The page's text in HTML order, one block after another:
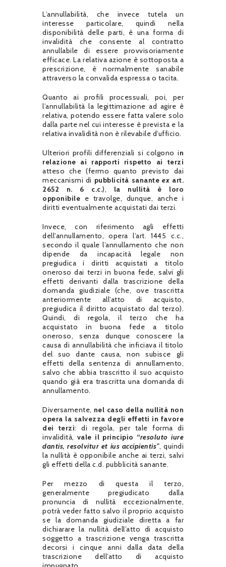
L’annullabilità, che invece tutela un
interesse particolare, quindi nella
disponibilità delle parti, è una forma di
invalidità che consente al contratto
annullabile di essere provvisoriamente
efficace. La relativa azione è sottoposta a
prescrizione, è normalmente sanabile
attraverso la convalida espressa o tacita.
Quanto ai profili processuali, poi, per
l’annullabilità la legittimazione ad agire è
relativa, potendo essere fatta valere solo
dalla parte nel cui interesse è prevista e la
relativa invalidità non è rilevabile d’ufficio.
Ulteriori profili differenziali si colgono in
relazione ai rapporti rispetto ai terzi
atteso che (fermo quanto previsto dai
meccanismi di pubblicità sananteex art.
2652 n. 6 c.c.), la nullità è loro
opponibile e travolge, dunque, anche i
diritti eventualmente acquistati dai terzi.
Invece, con riferimento agli effetti
dell’annullamento, opera l’art. 1445 c.c.,
secondo il quale l’annullamento che non
dipende da incapacità legale non
pregiudica i diritti acquistati a titolo
oneroso dai terzi in buona fede, salvi gli
effetti derivanti dalla trascrizione della
domanda giudiziale (che, ove trascritta
anteriormente all’atto di acquisto,
pregiudica il diritto acquistato dal terzo).
Quindi, di regola, il terzo che ha
acquistato in buona fede a titolo
oneroso, senza dunque conoscere la
causa di annullabilità che inficiava il titolo
del suo dante causa, non subisce gli
effetti della sentenza di annullamento,
salvo che abbia trascritto il suo acquisto
quando già era trascritta una domanda di
annullamento.
Diversamente, nel caso della nullità non
opera la salvezza degli effetti in favore
dei terzi: di regola, per tale forma di
invalidità, vale il principio “resoluto iure
dantis, resolvitur et ius accipientis”, quindi
la nullità è opponibile anche ai terzi, salvi
gli effetti della c.d. pubblicità sanante.
Per mezzo di questa il terzo,
generalmente pregiudicato dalla
pronuncia di nullità eccezionalmente,
potrà veder fatto salvo il proprio acquisto
se la domanda giudiziale diretta a far
dichiarare la nullità dell’atto di acquisto
soggetto a trascrizione venga trascritta
decorsi i cinque anni dalla data della
trascrizione dell’atto di acquisto